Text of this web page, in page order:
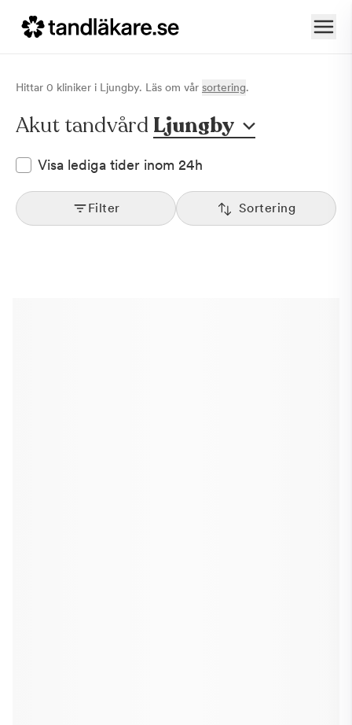
Hittar 0 kliniker i Ljungby. Läs om vår sortering.
Akut tandvård Ljungby
Visa lediga tider inom 24h
Filter Sortering